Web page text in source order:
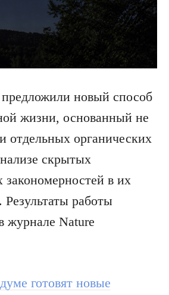
предложили новый способ
жизни, основанный не
отдельных органических
скрытых
закономерностей в их
Результаты работы
журнале Nature
готовят новые